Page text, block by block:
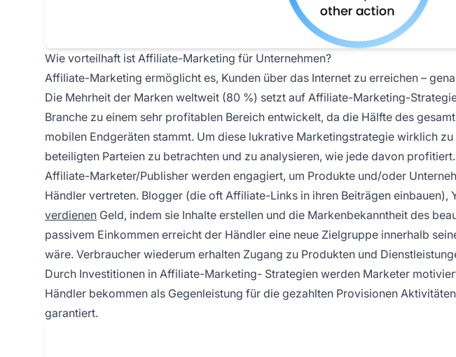
Wie vorteilhaft ist Affiliate-Marketing für Unternehmen?
Affiliate-Marketing ermöglicht es, Kunden über das Internet zu erreichen –
Die Mehrheit der Marken weltweit (80 %) setzt auf Affiliate-Marketing-
Branche zu einem sehr profitablen Bereich entwickelt, da die Hälfte des
mobilen Endgeräten stammt. Um diese lukrative Marketingstrategie wirklich
beteiligten Parteien zu betrachten und zu analysieren, wie jede davon profitiert.
Affiliate-Marketer/Publisher werden engagiert, um Produkte und/oder
Händler vertreten. Blogger (die oft Affiliate-Links in ihren Beiträgen einbauen),
verdienen Geld, indem sie Inhalte erstellen und die Markenbekanntheit des
passivem Einkommen erreicht der Händler eine neue Zielgruppe innerhalb
wäre. Verbraucher wiederum erhalten Zugang zu Produkten und
Durch Investitionen in Affiliate-Marketing- Strategien werden Marketer
Händler bekommen als Gegenleistung für die gezahlten Provisionen
garantiert.